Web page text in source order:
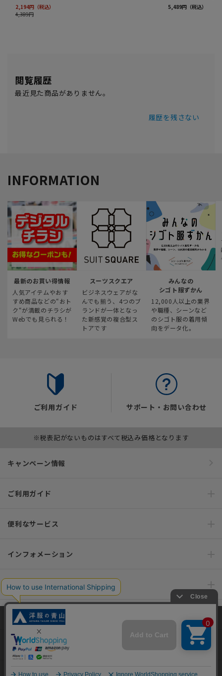
閲覧履歴
最近見た商品がありません。
履歴を残さない
INFORMATION
最新のお買い得情報
人気アイテムやおす
すめ商品などの“おト
ク“が満載のチラシが
Webでも見られる！
スーツスクエア
ビジネスウェアがな
んでも揃う、4つのブ
ランドが一体となっ
た新感覚の複合型ス
トアです
みんなの
シゴト服ずかん
12,000人以上の業界
や職種、シーンなど
のシゴト服の着用傾
向をデータ化。
ご利用ガイド サポート・お問い合わせ
※税表記がないものはすべて税込み価格となります
キャンペーン情報
ご利用ガイド
便利なサービス
インフォメーション
おすすめコンテンツ
ポリシー・企業情報
オーダースーツなら SHITATE
当サイトでは、快適な閲覧体験とコンテンツ改善のためにCookieを使用
しています。閲覧を続けることで、Cookieの使用に同意したものとみな
します。詳細については
同意して閉じる